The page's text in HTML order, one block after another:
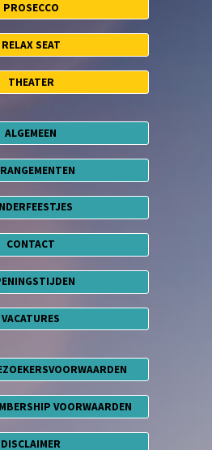
PROSECCO
RELAX SEAT
THEATER
ALGEMEEN
CONTACT
VACATURES
VOORWAARDEN
DISCLAIMER